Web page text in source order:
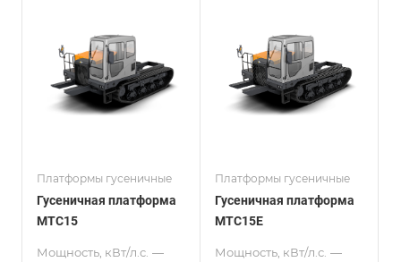
Платформы гусеничные
Гусеничная платформа
МТС15
Мощность, кВт/л.с. —
Платформы гусеничные
Гусеничная платформа
МТС15Е
Мощность, кВт/л.с. —